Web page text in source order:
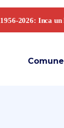
Comune